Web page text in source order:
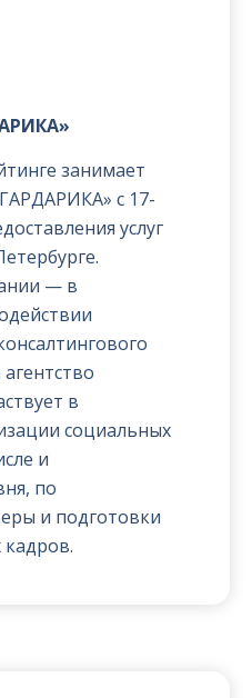
занимает
с 17-
услуг
— в
в
социальных
и
по
и подготовки